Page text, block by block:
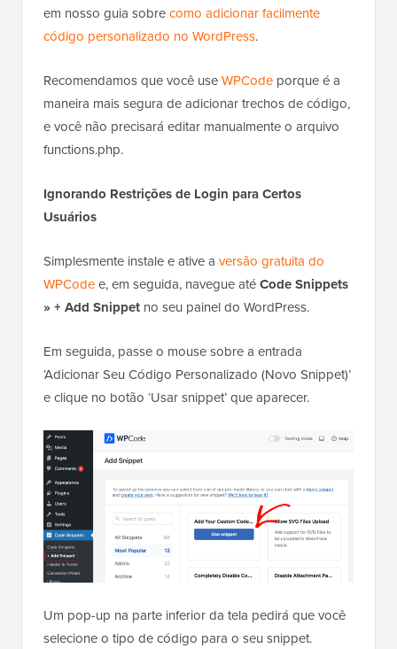
em nosso guia sobrecomo adicionar facilmente
código personalizado no WordPress.
Recomendamos que você useWPCode porque é a
maneira mais segura de adicionar trechos de código,
e você não precisará editar manualmente o arquivo
functions.php.
Ignorando Restrições de Login para Certos
Usuários
Simplesmente instale e ative a versão gratuita do
WPCodee, em seguida, navegue atéCode Snippets
» + Add Snippet no seu painel do WordPress.
Em seguida, passe o mouse sobre a entrada
‘Adicionar Seu Código Personalizado (Novo Snippet)’
e clique no botão ‘Usar snippet’ que aparecer.
Um pop-up na parte inferior da tela pedirá que você
selecione o tipo de código para o seu snippet.